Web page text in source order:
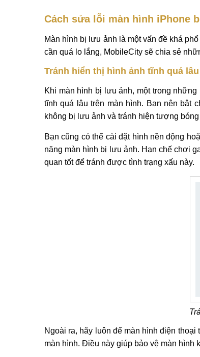
Cách sửa lỗi màn hình iPhone
Màn hình bị lưu ảnh là một vấn đề khá
cần quá lo lắng, MobileCity sẽ chia sẻ
Tránh hiển thị hình ảnh tĩnh quá lâu
Khi màn hình bị lưu ảnh, một trong
tĩnh quá lâu trên màn hình. Bạn nên bật
không bị lưu ảnh và tránh hiện tượng
Bạn cũng có thể cài đặt hình nền động
năng màn hình bị lưu ảnh. Hạn chế chơi
quan tốt để tránh được tình trạng xấu này.
Ngoài ra, hãy luôn để màn hình điện
màn hình. Điều này giúp bảo vệ màn hình